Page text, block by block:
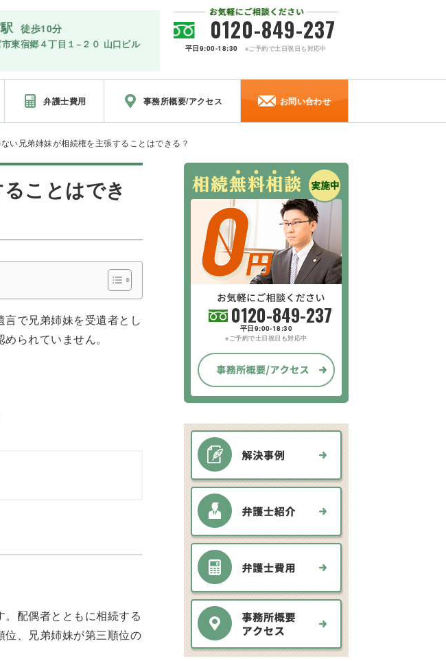
徒歩10分
東宿郷４丁目１−２０ 山口ビル
0120-849-237
平日9:00-18:30 ※ご予約で土日祝日も対応中
弁護士費用 事務所概要/アクセス お問い合わせ
い兄弟姉妹が相続権を主張することはできる？
ことはでき
で兄弟姉妹を受遺者とし
られていません。
配偶者とともに相続する
位、兄弟姉妹が第三順位の
0120-849-237
平日9:00-18:30
※ご予約で土日祝日も対応中